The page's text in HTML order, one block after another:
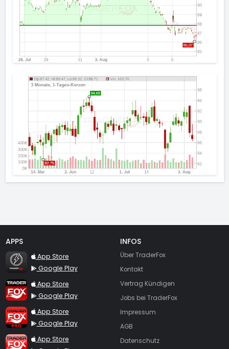
APPS
TraderFox Flash
App Store
Google Play
TraderFox App
App Store
Google Play
TraderFox Pro
App Store
Google Play
TraderFox dpa-AFX ProFeed
App Store
INFOS
Über TraderFox
Kontakt
Vertrag Kündigen
Jobs bei TraderFox
Impressum
AGB
Datenschutz